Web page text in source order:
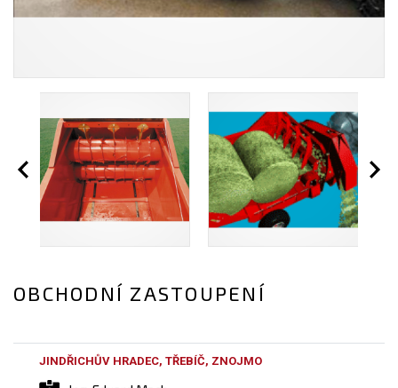
OBCHODNÍ ZASTOUPENÍ
JINDŘICHŮV HRADEC, TŘEBÍČ, ZNOJMO